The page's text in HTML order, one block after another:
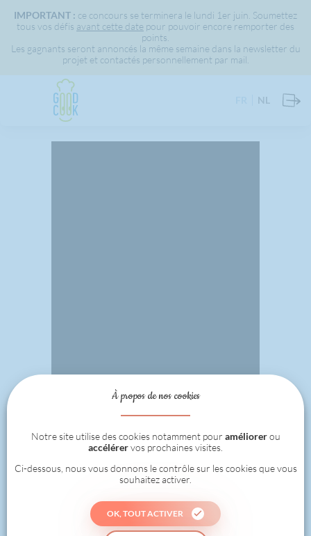
IMPORTANT : ce concours se terminera le lundi 1er juin. Soumettez
tous vos défis avant cette date pour pouvoir encore remporter des
points.
Les gagnants seront annoncés la même semaine dans la newsletter du
projet et contactés personnellement par mail.
NL
À propos de nos cookies
Notre site utilise des cookies notamment pour améliorerou
accélérervos prochaines visites.
Ci-dessous, nous vous donnons le contrôle sur les cookies que vous
souhaitez activer.
OK, TOUT ACTIVER